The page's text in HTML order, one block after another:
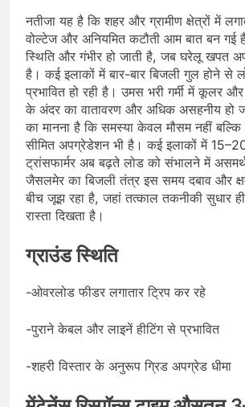
नतीजा यह है कि शहर और ग्रामीण क्षेत्रों में
वोल्टेज और अनियमित कटौती आम बात बन गई
स्थिति और गंभीर हो जाती है, जब घरेलू खपत
है। कई इलाकों में बार-बार बिजली गुल होने से
प्रभावित हो रही है। उमस भरी गर्मी में कूलर
के अंदर का वातावरण और अधिक असहनीय हो
का मानना है कि समस्या केवल मौसम नहीं बल्कि
सीमित अपग्रेडेशन भी है। कई इलाकों में
ट्रांसफार्मर अब बढ़ते लोड को संभालने में
जैसलमेर का बिजली तंत्र इस समय दबाव और
बीच जूझ रहा है, जहां तत्काल तकनीकी सुधार
रास्ता दिखता है।
ग्राउंड स्थिति
-ओवरलोड फीडर लगातार ट्रिप कर रहे
-पुराने केबल और लाइनें हीटिंग से प्रभावित
-शहरी विस्तार के अनुरूप ग्रिड अपग्रेड धीमा